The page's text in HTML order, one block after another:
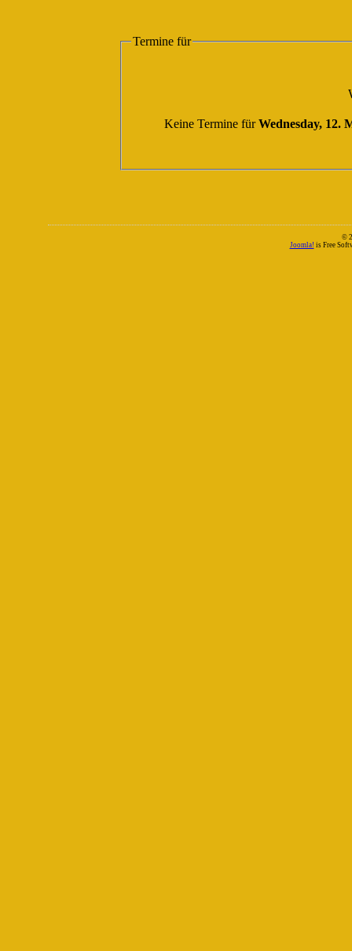
Termine für
Keine Termine fürWednesday, 12.
©
Joomla! is Free